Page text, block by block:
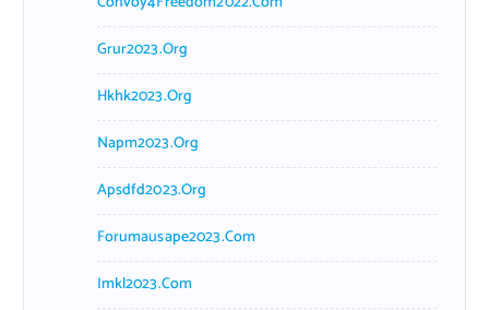
Grur2023.org
Hkhk2023.org
Napm2023.org
Apsdfd2023.org
Forumausape2023.com
Imkl2023.com